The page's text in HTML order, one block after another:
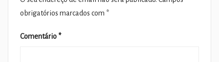
obrigatórios marcados com *
Comentário *